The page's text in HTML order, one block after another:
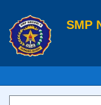
SMP